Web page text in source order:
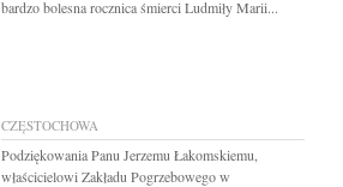
bardzo bolesna rocznica śmierci Ludmiły Marii...
CZĘSTOCHOWA
Podziękowania Panu Jerzemu Łakomskiemu,
właścicielowi Zakładu Pogrzebowego w